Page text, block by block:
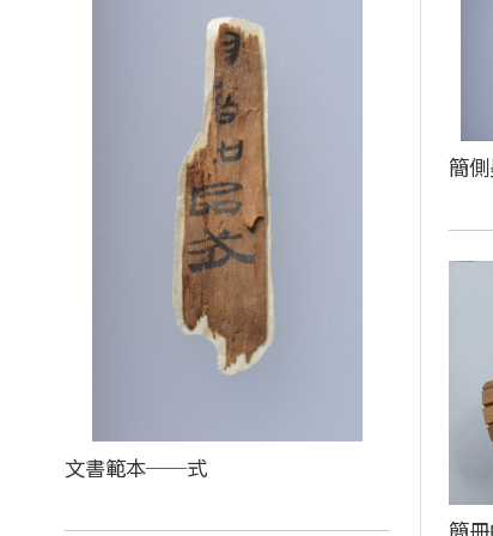
簡
文書範本──式